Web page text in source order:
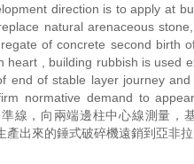
direction is to apply at
natural arenaceous
of concrete second birth
, building rubbish is used
end of stable layer journey
normative demand to
線，向兩端邊柱中心線測量，
出來的錘式破碎機遠銷到亞非